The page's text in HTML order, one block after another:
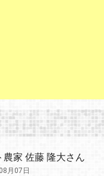
農家 佐藤 隆大さん
月07日